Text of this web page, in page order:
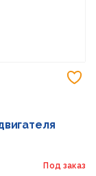
Под заказ